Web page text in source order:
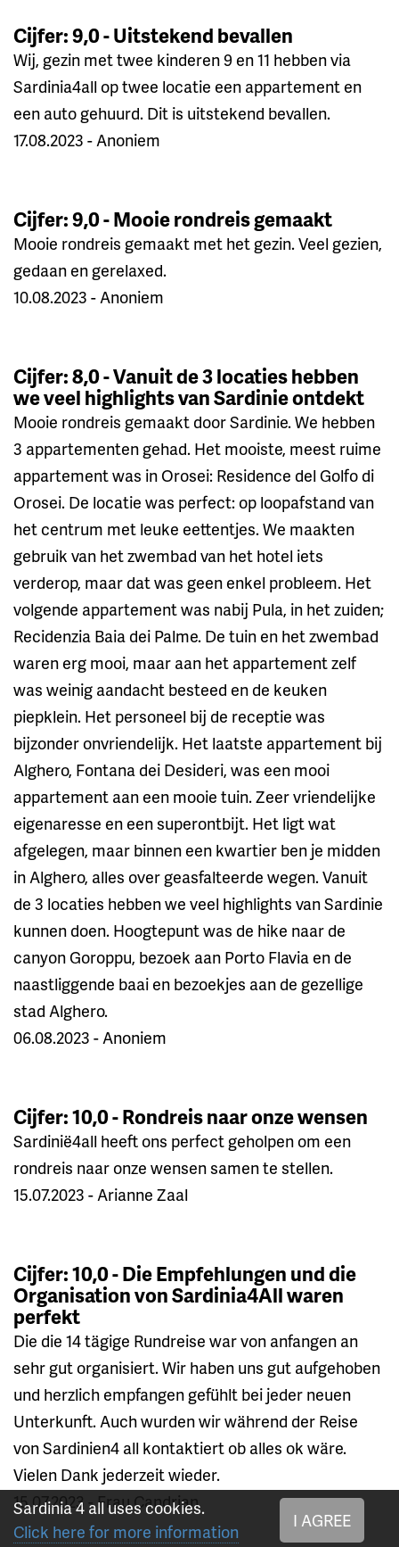
Cijfer: 9,0 - Uitstekend bevallen
Wij, gezin met twee kinderen 9 en 11 hebben via
Sardinia4all op twee locatie een appartement en
een auto gehuurd. Dit is uitstekend bevallen.
17.08.2023 - Anoniem
Cijfer: 9,0 - Mooie rondreis gemaakt
Mooie rondreis gemaakt met het gezin. Veel gezien,
gedaan en gerelaxed.
10.08.2023 - Anoniem
Cijfer: 8,0 - Vanuit de 3 locaties hebben
we veel highlights van Sardinie ontdekt
Mooie rondreis gemaakt door Sardinie. We hebben
3 appartementen gehad. Het mooiste, meest ruime
appartement was in Orosei: Residence del Golfo di
Orosei. De locatie was perfect: op loopafstand van
het centrum met leuke eettentjes. We maakten
gebruik van het zwembad van het hotel iets
verderop, maar dat was geen enkel probleem. Het
volgende appartement was nabij Pula, in het zuiden;
Recidenzia Baia dei Palme. De tuin en het zwembad
waren erg mooi, maar aan het appartement zelf
was weinig aandacht besteed en de keuken
piepklein. Het personeel bij de receptie was
bijzonder onvriendelijk. Het laatste appartement bij
Alghero, Fontana dei Desideri, was een mooi
appartement aan een mooie tuin. Zeer vriendelijke
eigenaresse en een superontbijt. Het ligt wat
afgelegen, maar binnen een kwartier ben je midden
in Alghero, alles over geasfalteerde wegen. Vanuit
de 3 locaties hebben we veel highlights van Sardinie
kunnen doen. Hoogtepunt was de hike naar de
canyon Goroppu, bezoek aan Porto Flavia en de
naastliggende baai en bezoekjes aan de gezellige
stad Alghero.
06.08.2023 - Anoniem
Cijfer: 10,0 - Rondreis naar onze wensen
Sardinië4all heeft ons perfect geholpen om een
rondreis naar onze wensen samen te stellen.
15.07.2023 - Arianne Zaal
Cijfer: 10,0 - Die Empfehlungen und die
Organisation von Sardinia4All waren
perfekt
Die die 14 tägige Rundreise war von anfangen an
sehr gut organisiert. Wir haben uns gut aufgehoben
und herzlich empfangen gefühlt bei jeder neuen
Unterkunft. Auch wurden wir während der Reise
von Sardinien4 all kontaktiert ob alles ok wäre.
Vielen Dank jederzeit wieder.
15.07.2023 - Frau Candrian
Sardinia 4 all uses cookies.
Click here for more information
I AGREE